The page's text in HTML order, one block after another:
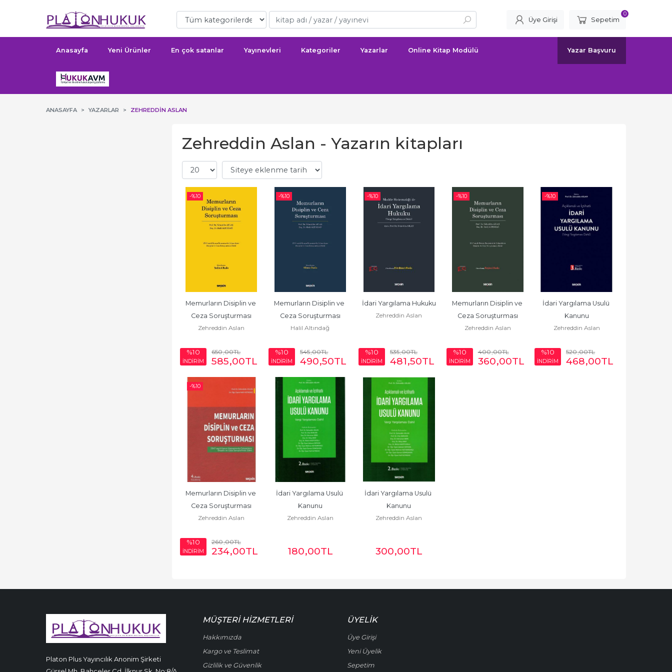
Üye Girişi Sepetim
0
Anasayfa Yeni Ürünler En çok satanlar Yayınevleri Kategoriler Yazarlar Online Kitap Modülü Yazar Başvuru
ANASAYFA YAZARLAR ZEHREDDIN ASLAN
Zehreddin Aslan - Yazarın kitapları
-%10
Memurların Disiplin ve
Ceza Soruşturması
Zehreddin Aslan
%10
İNDİRİM
650,00TL
585,00TL
-%10
Memurların Disiplin ve
Ceza Soruşturması
Halil Altındağ
%10
İNDİRİM
545,00TL
490,50TL
-%10
İdari Yargılama Hukuku
Zehreddin Aslan
%10
İNDİRİM
535,00TL
481,50TL
-%10
Memurların Disiplin ve
Ceza Soruşturması
Zehreddin Aslan
%10
İNDİRİM
400,00TL
360,00TL
-%10
İdari Yargılama Usulü
Kanunu
Zehreddin Aslan
%10
İNDİRİM
520,00TL
468,00TL
-%10
Memurların Disiplin ve
Ceza Soruşturması
Zehreddin Aslan
%10
İNDİRİM
260,00TL
234,00TL
İdari Yargılama Usulü
Kanunu
Zehreddin Aslan
180,00TL
İdari Yargılama Usulü
Kanunu
Zehreddin Aslan
300,00TL
Platon Plus Yayıncılık Anonim Şirketi
MÜŞTERI HIZMETLERI
Hakkımızda
Kargo ve Teslimat
Gizlilik ve Güvenlik
ÜYELIK
Üye Girişi
Yeni Üyelik
Sepetim